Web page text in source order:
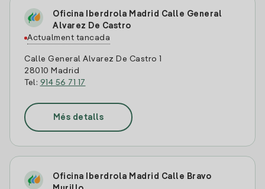
Oficina Iberdrola Madrid Calle General
Alvarez De Castro
Actualment tancada
Calle General Alvarez De Castro 1
28010 Madrid
Tel: 914 56 71 17
Més detalls
Oficina Iberdrola Madrid Calle Bravo